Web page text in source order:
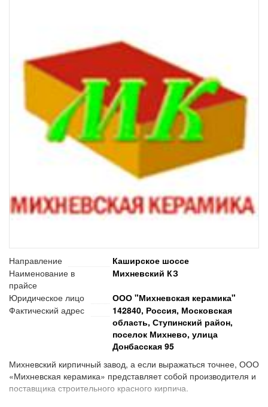
Направление
Каширское шоссе
Наименование в
прайсе
Михневский КЗ
Юридическое лицо
ООО "Михневская керамика"
Фактический адрес
142840, Россия, Московская
область, Ступинский район,
поселок Михнево, улица
Донбасская 95
Михневский кирпичный завод, а если выражаться точнее, ООО
«Михневская керамика» представляет собой производителя и
поставщика строительного красного кирпича.